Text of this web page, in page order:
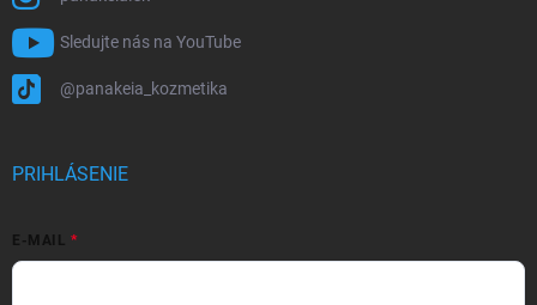
Sledujte nás na YouTube
@panakeia_kozmetika
PRIHLÁSENIE
E-MAIL